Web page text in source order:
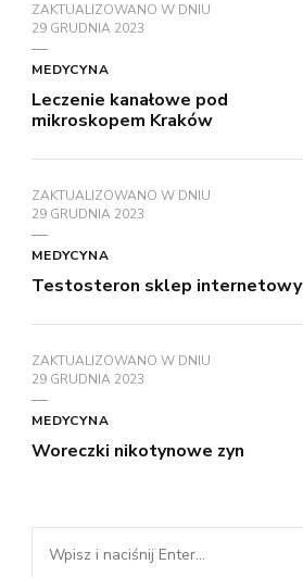
ZAKTUALIZOWANO W DNIU
29 GRUDNIA 2023
MEDYCYNA
Leczenie kanałowe pod
mikroskopem Kraków
ZAKTUALIZOWANO W DNIU
29 GRUDNIA 2023
MEDYCYNA
Testosteron sklep internetowy
ZAKTUALIZOWANO W DNIU
29 GRUDNIA 2023
MEDYCYNA
Woreczki nikotynowe zyn
Szukasz